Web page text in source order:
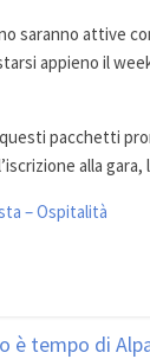
saranno attive
appieno il
pacchetti
alla
– Ospitalità
è tempo di